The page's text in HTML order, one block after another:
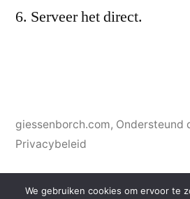
Serveer het direct.
giessenborch.com, Ondersteund
Privacybeleid
We gebruiken cookies om ervoor te